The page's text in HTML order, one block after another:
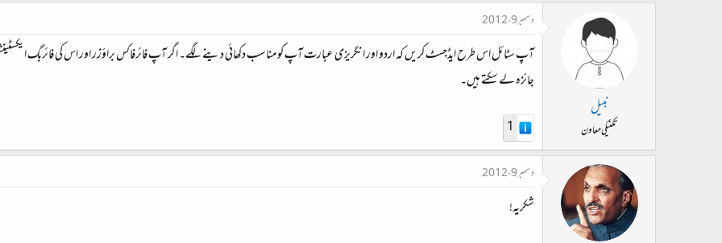
نبیل
تکنیکی معاون
دسمبر 9، 2012
آپ سٹائل اس طرح ایڈجسٹ کریں کہ اردو اور انگریزی عبارت آپ کو مناسب دکھائی دینے لگے۔ اگر آپ فائرفاکس براؤزر اور اس کی فائربگ
جائزہ لے سکتے ہیں۔
1
دسمبر 9، 2012
شکریہ!